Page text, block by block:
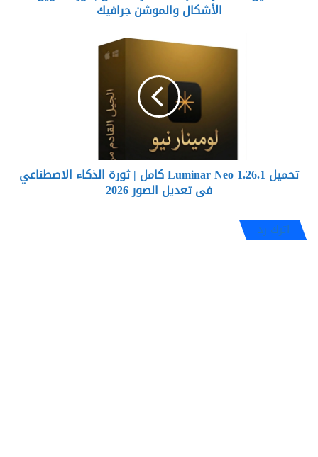
الأشكال والموشن جرافيك
في
2026
تحميل Luminar Neo 1.26.1 كامل | ثورة الذكاء الاصطناعي
في تعديل الصور 2026
اترك رد